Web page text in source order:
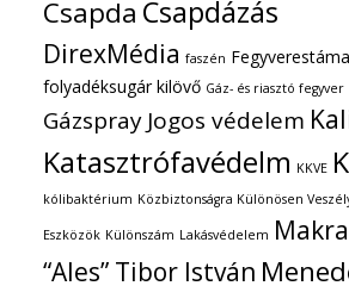
Csapda Csapdázás
DirexMédia faszén
folyadéksugár kilövő Gáz- és riasztó fegyver
Gázspray Jogos védelem
Katasztrófavédelm KKVE
kólibaktérium Közbiztonságra Különösen
Eszközök Különszám Lakásvédelem
“Ales” Tibor István